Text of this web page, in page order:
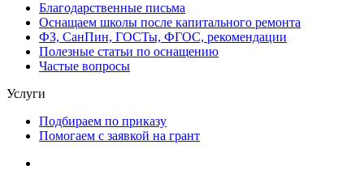
Благодарственные письма
Оснащаем школы после капитального ремонта
ФЗ, СанПин, ГОСТы, ФГОС, рекомендации
Полезные статьи по оснащению
Частые вопросы
Услуги
Подбираем по приказу
Помогаем с заявкой на грант